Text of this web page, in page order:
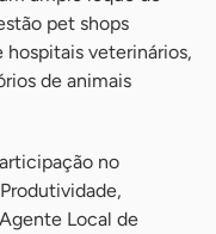
pet shops
veterinários,
de animais
no
Local de